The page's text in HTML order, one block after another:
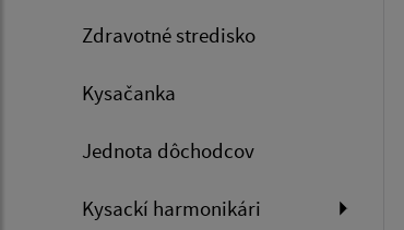
Zdravotné stredisko
Kysačanka
Jednota dôchodcov
Kysackí harmonikári